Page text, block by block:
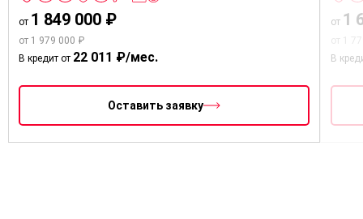
от 1 849 000 ₽
от 1 979 000 ₽
В кредит от 22 011 ₽/мес.
Оставить заявку
от 1
В